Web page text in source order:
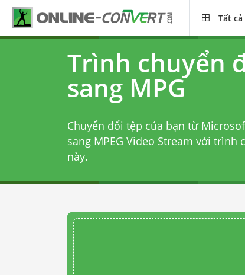
Tất cả
Trình chuyển
sang MPG
Chuyển đổi tệp của bạn từ
sang MPEG Video Stream với trình
này.